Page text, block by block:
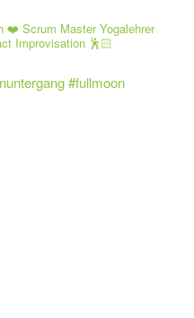
❤️ Scrum Master Yogalehrer
Improvisation 🕺🏻